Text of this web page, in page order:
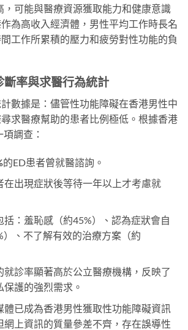
，可能與醫療資源獲取能力和健康意識
為高收入經濟體，男性平均工作時長名
工作所累積的壓力和疲勞對性功能的負
斷率與求醫行為統計
數據是：儘管性功能障礙在香港男性中
求醫療幫助的患者比例極低。根據香港
調查：
的ED患者曾就醫諮詢。
在出現症狀後等待一年以上才考慮就
括：羞恥感（約45%）、認為症狀會自
）、不了解有效的治療方案（約
就診率顯著高於公立醫療機構，反映了
護的強烈需求。
體已成為香港男性獲取性功能障礙資訊
網上資訊的質量參差不齊，存在誤導性